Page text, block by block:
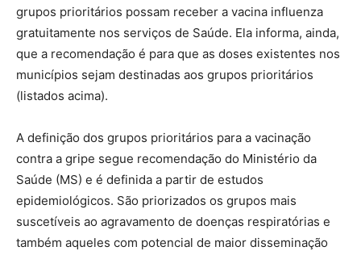
grupos prioritários possam receber a vacina influenza
gratuitamente nos serviços de Saúde. Ela informa, ainda,
que a recomendação é para que as doses existentes nos
municípios sejam destinadas aos grupos prioritários
(listados acima).
A definição dos grupos prioritários para a vacinação
contra a gripe segue recomendação do Ministério da
Saúde (MS) e é definida a partir de estudos
epidemiológicos. São priorizados os grupos mais
suscetíveis ao agravamento de doenças respiratórias e
também aqueles com potencial de maior disseminação